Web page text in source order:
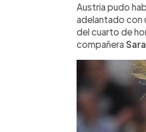
Austria pudo
adelantado con
del cuarto de
compañera